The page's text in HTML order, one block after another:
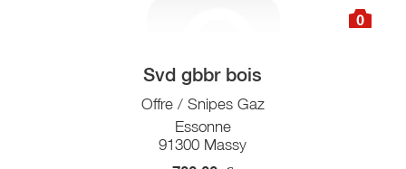
0
Svd gbbr bois
Offre / Snipes Gaz
Essonne
91300 Massy